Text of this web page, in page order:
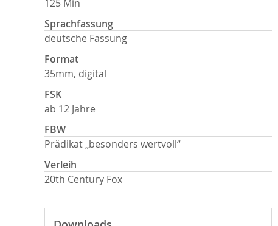
125 Min
Sprachfassung
deutsche Fassung
Format
35mm, digital
FSK
ab 12 Jahre
FBW
Prädikat „besonders wertvoll“
Verleih
20th Century Fox